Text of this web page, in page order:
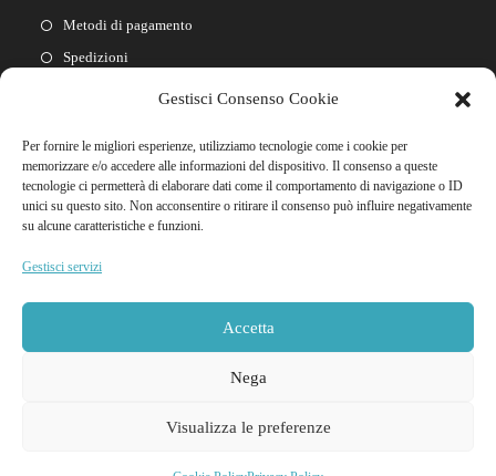
Gestisci Consenso Cookie
Per fornire le migliori esperienze, utilizziamo tecnologie come i cookie per
memorizzare e/o accedere alle informazioni del dispositivo. Il consenso a queste
tecnologie ci permetterà di elaborare dati come il comportamento di navigazione o ID
unici su questo sito. Non acconsentire o ritirare il consenso può influire negativamente
su alcune caratteristiche e funzioni.
Gestisci servizi
Accetta
Nega
Visualizza le preferenze
Metodi di pagamento
Spedizioni
Cookie policy
Link Rapidi
© 2026 Godooria Sexy Shop Tutti i diritti riservati | NIF Y4837466M - Ditta